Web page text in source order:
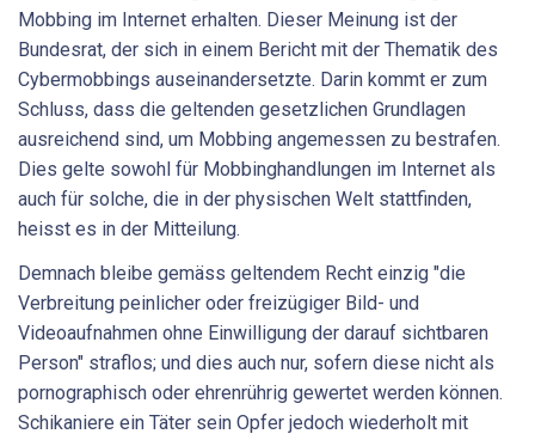
Mobbing im Internet erhalten. Dieser Meinung ist der
Bundesrat, der sich in einem Bericht mit der Thematik des
Cybermobbings auseinandersetzte. Darin kommt er zum
Schluss, dass die geltenden gesetzlichen Grundlagen
ausreichend sind, um Mobbing angemessen zu bestrafen.
Dies gelte sowohl für Mobbinghandlungen im Internet als
auch für solche, die in der physischen Welt stattfinden,
heisst es in der Mitteilung.
Demnach bleibe gemäss geltendem Recht einzig "die
Verbreitung peinlicher oder freizügiger Bild- und
Videoaufnahmen ohne Einwilligung der darauf sichtbaren
Person" straflos; und dies auch nur, sofern diese nicht als
pornographisch oder ehrenrührig gewertet werden können.
Schikaniere ein Täter sein Opfer jedoch wiederholt mit